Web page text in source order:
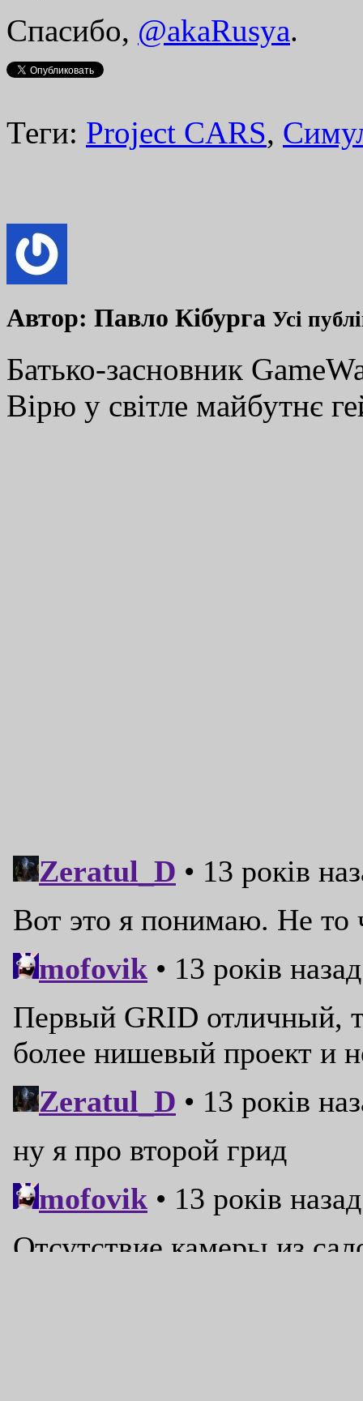
Спасибо, @akaRusya.
Теги: Project CARS,
Автор: Павло Кібурга Усі
Батько-засновник
Вірю у світле майбутнє